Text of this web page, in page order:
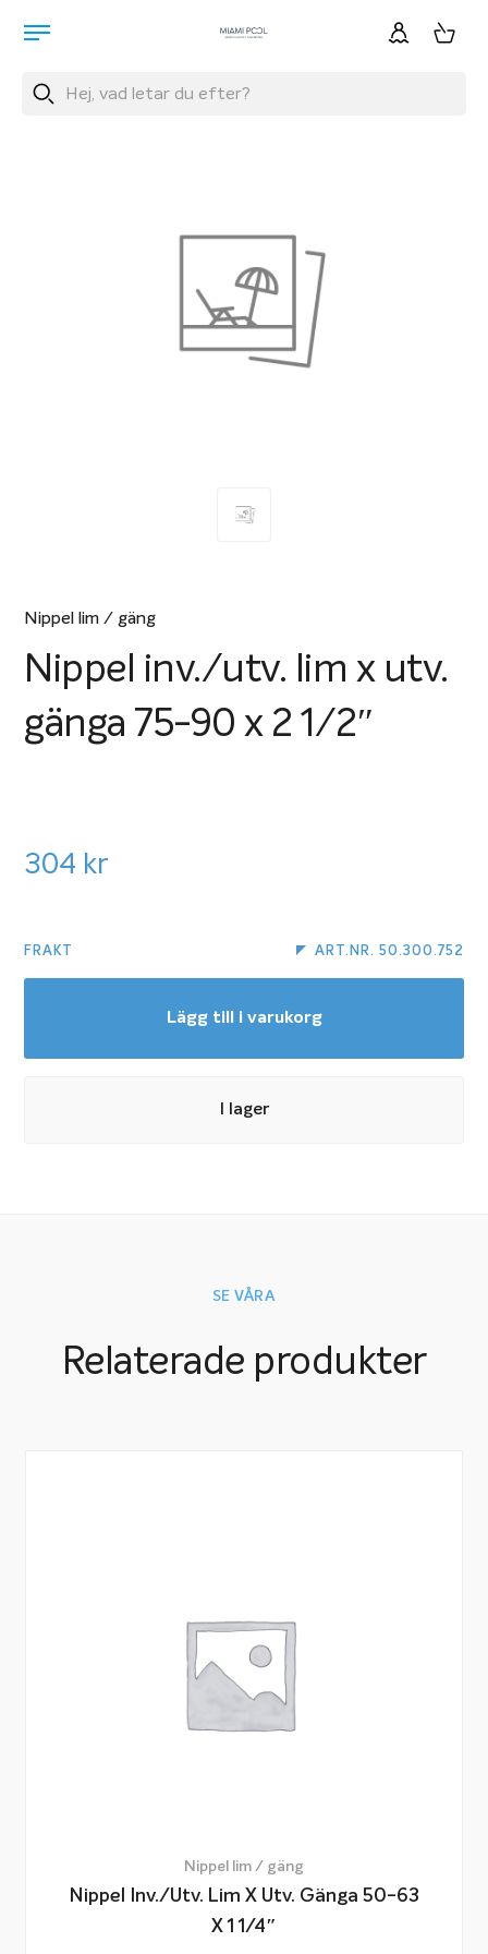
Nippel lim / gäng
Nippel inv./utv. lim x utv.
gänga 75-90 x 2 1/2″
304 kr
FRAKT ART.NR. 50.300.752
Lägg till i varukorg
I lager
SE VÅRA
Relaterade produkter
Nippel lim / gäng
Nippel Inv./utv. Lim X Utv. Gänga 50-63
X 1 1/4″